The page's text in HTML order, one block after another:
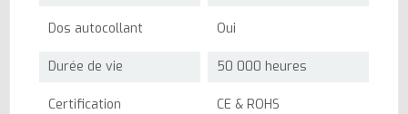
Dos autocollant Oui
Durée de vie 50 000 heures
Certification CE & ROHS